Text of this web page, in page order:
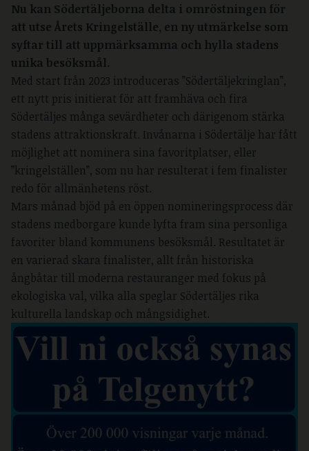
Nu kan Södertäljeborna delta i omröstningen för
att utse Årets Kringelställe, en ny utmärkelse som
syftar till att uppmärksamma och hylla stadens
unika besöksmål.
Med start från 2023 introduceras ”Södertäljekringlan”,
ett nytt pris initierat för att framhäva och fira
Södertäljes många sevärdheter och därigenom stärka
stadens attraktionskraft. Invånarna i Södertälje har fått
möjlighet att nominera sina favoritplatser, eller
”kringelställen”, som nu har resulterat i fem finalister
redo för allmänhetens röst.
Mars månad bjöd på en öppen nomineringsprocess där
stadens medborgare kunde lyfta fram sina personliga
favoriter bland kommunens besöksmål. Resultatet är
en varierad skara finalister, allt från historiska
ångbåtar till moderna restauranger med fokus på
ekologiska val, vilka alla speglar Södertäljes rika
kulturella landskap och mångsidighet.